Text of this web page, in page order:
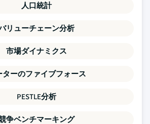
人口統計
リューチェーン分析
市場ダイナミクス
ターのファイブフォース
PESTLE分析
争ベンチマーキング